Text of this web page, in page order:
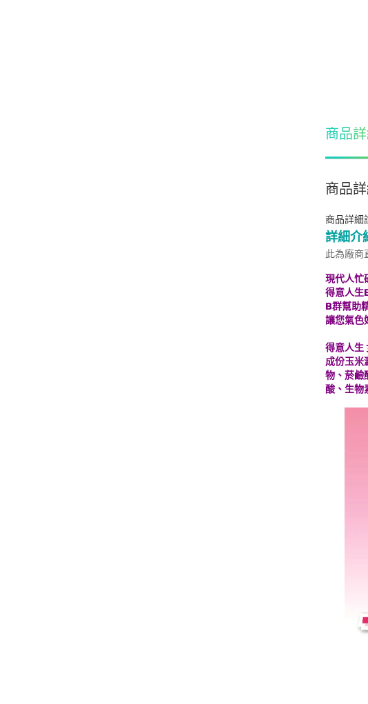
商品
商品
商品詳細
詳細介
此為廠商
現代人忙
得意人生
B群幫助
讓您氣色
得意人生
成份玉米
物、菸鹼
酸、生物